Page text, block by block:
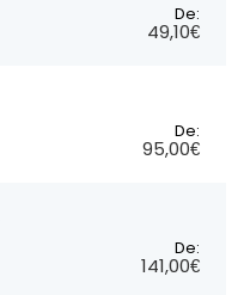
De:
49,10€
De:
95,00€
De:
141,00€